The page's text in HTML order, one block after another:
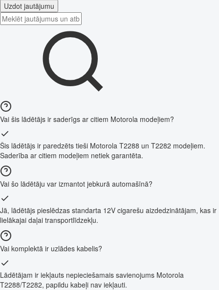
Uzdot jautājumu
Vai šis lādētājs ir saderīgs ar citiem Motorola modeļiem?
Šis lādētājs ir paredzēts tieši Motorola T2288 un T2282 modeļiem.
Saderība ar citiem modeļiem netiek garantēta.
Vai šo lādētāju var izmantot jebkurā automašīnā?
Jā, lādētājs pieslēdzas standarta 12V cigarešu aizdedzinātājam, kas ir
lielākajai daļai transportlīdzekļu.
Vai komplektā ir uzlādes kabelis?
Lādētājam ir iekļauts nepieciešamais savienojums Motorola
T2288/T2282, papildu kabeļi nav iekļauti.